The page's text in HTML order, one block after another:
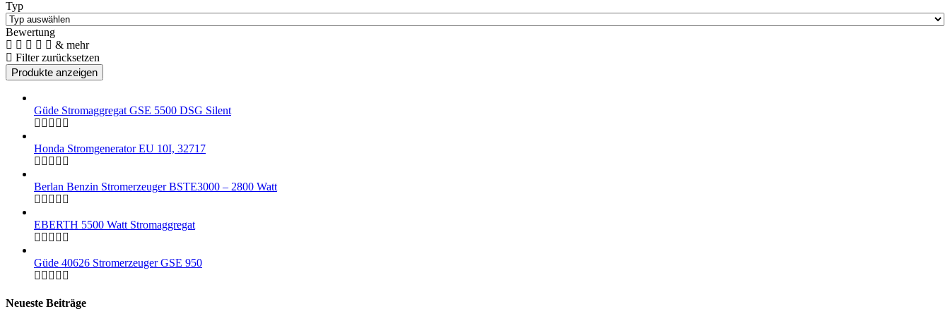
Typ
Bewertung
& mehr
Filter zurücksetzen
Güde Stromaggregat GSE 5500 DSG Silent
Honda Stromgenerator EU 10I, 32717
Berlan Benzin Stromerzeuger BSTE3000 – 2800 Watt
EBERTH 5500 Watt Stromaggregat
Güde 40626 Stromerzeuger GSE 950
Neueste Beiträge